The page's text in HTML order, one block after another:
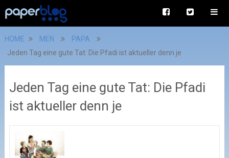
HOME MEN
PAPA
Jeden Tag eine gute Tat: Die Pfadi ist aktueller denn je
Jeden Tag eine gute Tat: Die Pfadi
ist aktueller denn je